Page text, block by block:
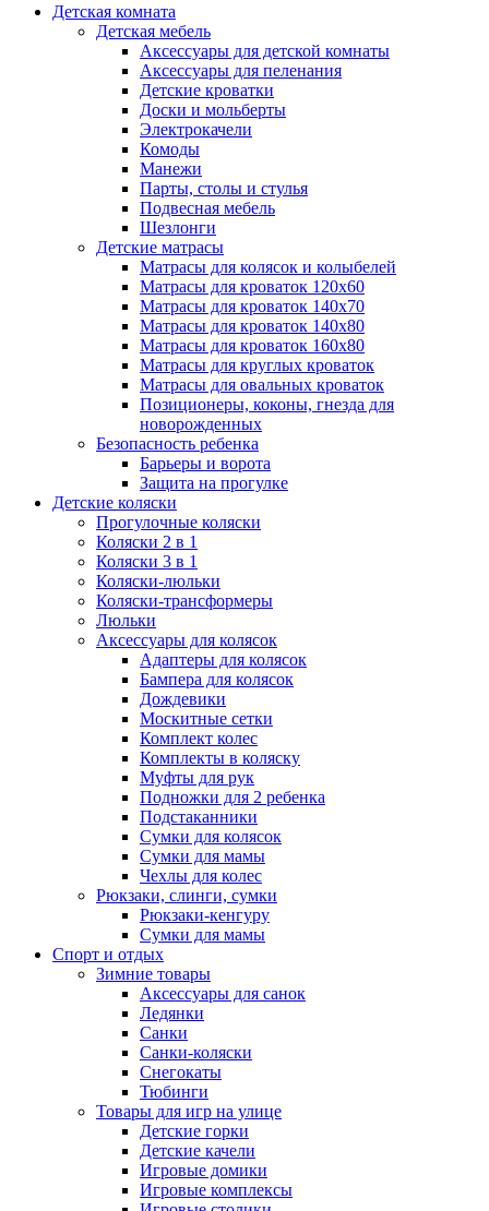
Детская комната
Детская мебель
Аксессуары для детской комнаты
Аксессуары для пеленания
Детские кроватки
Доски и мольберты
Электрокачели
Комоды
Манежи
Парты, столы и стулья
Подвесная мебель
Шезлонги
Детские матрасы
Матрасы для колясок и колыбелей
Матрасы для кроваток 120х60
Матрасы для кроваток 140х70
Матрасы для кроваток 140х80
Матрасы для кроваток 160х80
Матрасы для круглых кроваток
Матрасы для овальных кроваток
Позиционеры, коконы, гнезда для
новорожденных
Безопасность ребенка
Барьеры и ворота
Защита на прогулке
Детские коляски
Прогулочные коляски
Коляски 2 в 1
Коляски 3 в 1
Коляски-люльки
Коляски-трансформеры
Люльки
Аксессуары для колясок
Адаптеры для колясок
Бампера для колясок
Дождевики
Москитные сетки
Комплект колес
Комплекты в коляску
Муфты для рук
Подножки для 2 ребенка
Подстаканники
Сумки для колясок
Сумки для мамы
Чехлы для колес
Рюкзаки, слинги, сумки
Рюкзаки-кенгуру
Сумки для мамы
Спорт и отдых
Зимние товары
Аксессуары для санок
Ледянки
Санки
Санки-коляски
Снегокаты
Тюбинги
Товары для игр на улице
Детские горки
Детские качели
Игровые домики
Игровые комплексы